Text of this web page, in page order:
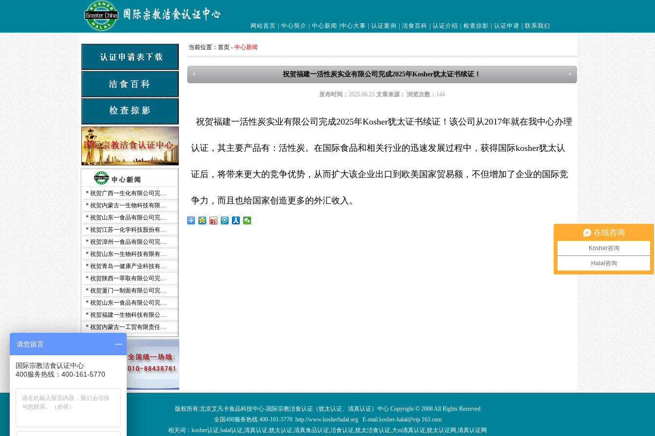
网站首页 中心简介 中心新闻 中心大事 认证案例 洁食百科 认证介绍 检查掠影 认证申请 联系我们
* 祝贺广西一生化有限公司完…
* 祝贺内蒙古一生物科技有限…
* 祝贺山东一食品有限公司完…
* 祝贺江苏一化学科技股份有…
* 祝贺漳州一食品有限公司完…
* 祝贺山东一生物科技有限有…
* 祝贺青岛一健康产业科技有…
* 祝贺陕西一萃取有限公司完…
* 祝贺厦门一制面有限公司完…
* 祝贺山东一食品有限公司完…
* 祝贺福建一生物科技有限公…
* 祝贺内蒙古一工贸有限责任…
当前位置： 首页- 中心新闻
祝贺福建一活性炭实业有限公司完成2025年Kosher犹太证书续证！
发布时间： 2025.06.23 文章来源： 浏览次数： 144
祝贺福建一活性炭实业有限公司完成2025年Kosher犹太证书续证！该公司从2017年就在我中心办理
认证，其主要产品有：活性炭。在国际食品和相关行业的迅速发展过程中，获得国际kosher犹太认
证后，将带来更大的竞争优势，从而扩大该企业出口到欧美国家贸易额，不但增加了企业的国际竞
争力，而且也给国家创造更多的外汇收入。
版权所有:北京艾凡卡食品科技中心-国际宗教洁食认证（犹太认证、清真认证）中心 Copyright © 2008 All Rights Reserved
全国400服务热线:400-161-5770 http://www.kosherhalal.org E-mail:kosher-halal@vip.163.com
相关词：kosher认证,halal认证,清真认证,犹太认证,清真食品认证,洁食认证,犹太洁食认证,大m清真认证,犹太认证网,清真认证网
在线咨询
Kosher咨询
Halal咨询
请您留言
国际宗教洁食认证中心
400服务热线：400-161-5770